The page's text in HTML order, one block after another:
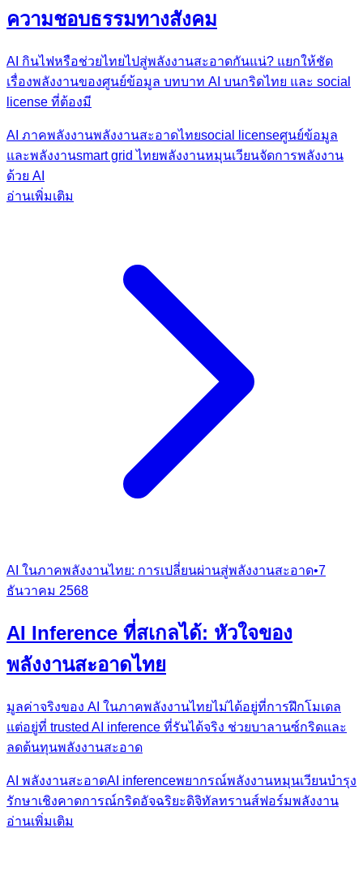
ความชอบธรรมทางสังคม
AI กินไฟหรือช่วยไทยไปสู่พลังงานสะอาดกันแน่? แยกให้ชัด
เรื่องพลังงานของศูนย์ข้อมูล บทบาท AI บนกริดไทย และ social
license ที่ต้องมี
AI ภาคพลังงานพลังงานสะอาดไทยsocial licenseศูนย์ข้อมูล
และพลังงานsmart grid ไทยพลังงานหมุนเวียนจัดการพลังงาน
ด้วย AI
อ่านเพิ่มเติม
AI ในภาคพลังงานไทย: การเปลี่ยนผ่านสู่พลังงานสะอาด•7
ธันวาคม 2568
AI Inference ที่สเกลได้: หัวใจของ
พลังงานสะอาดไทย
มูลค่าจริงของ AI ในภาคพลังงานไทยไม่ได้อยู่ที่การฝึกโมเดล
แต่อยู่ที่ trusted AI inference ที่รันได้จริง ช่วยบาลานซ์กริดและ
ลดต้นทุนพลังงานสะอาด
AI พลังงานสะอาดAI inferenceพยากรณ์พลังงานหมุนเวียนบำรุง
รักษาเชิงคาดการณ์กริดอัจฉริยะดิจิทัลทรานส์ฟอร์มพลังงาน
อ่านเพิ่มเติม